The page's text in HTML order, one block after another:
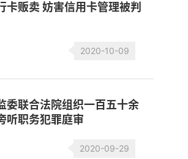
卡贩卖 妨害信用卡管理被判
2020-10-09
委联合法院组织一百五十余
听职务犯罪庭审
2020-09-29